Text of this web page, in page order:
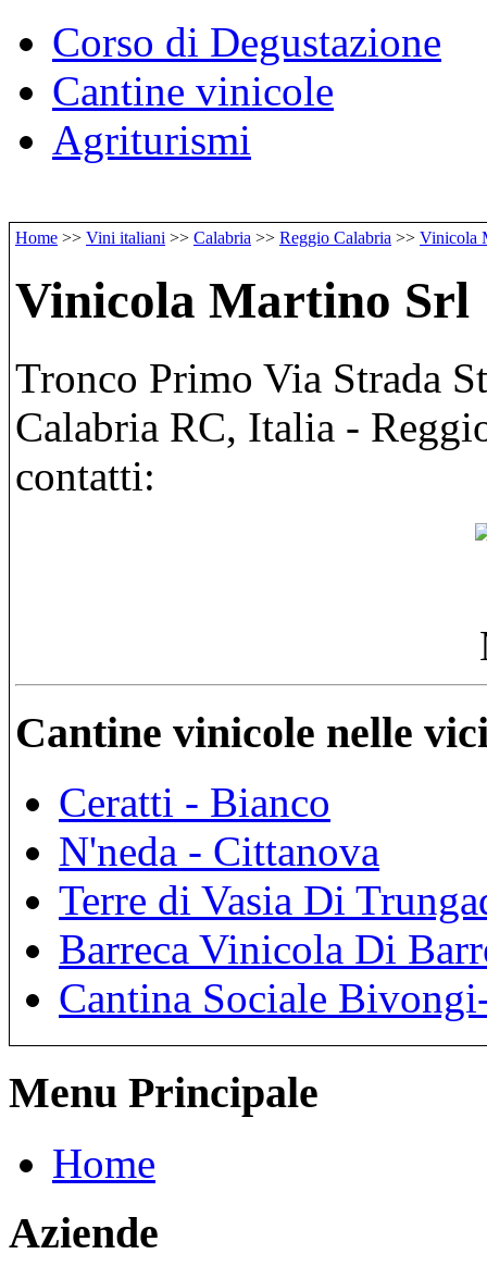
Corso di Degustazione
Cantine vinicole
Agriturismi
Home >> Vini italiani >> Calabria >> Reggio Calabria >> Vinicola
Vinicola Martino Srl
Tronco Primo Via Strada
Calabria RC, Italia -
contatti:
Cantine vinicole nelle
Ceratti - Bianco
N'neda - Cittanova
Terre di Vasia Di
Barreca Vinicola Di
Cantina Sociale
Menu Principale
Home
Aziende